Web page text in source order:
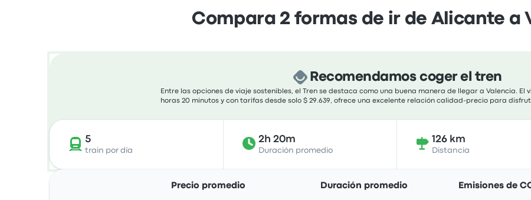
Compara 2 formas de ir de Alicante a
Recomendamos coger el tren
Entre las opciones de viaje sostenibles, el Tren se destaca como una buena manera de llegar a Valencia. El
horas 20 minutos y con tarifas desde solo $ 29.639, ofrece una excelente relación calidad-precio para
5
train por día
2h 20m
Duración promedio
126 km
Distancia
Precio promedio Duración promedio Emisiones de